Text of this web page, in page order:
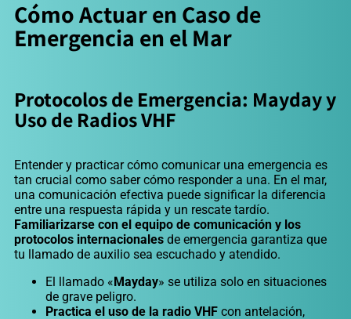
Cómo Actuar en Caso de
Emergencia en el Mar
Protocolos de Emergencia: Mayday y
Uso de Radios VHF
Entender y practicar cómo comunicar una emergencia es
tan crucial como saber cómo responder a una. En el mar,
una comunicación efectiva puede significar la diferencia
entre una respuesta rápida y un rescate tardío.
Familiarizarse con el equipo de comunicación y los
protocolos internacionales de emergencia garantiza que
tu llamado de auxilio sea escuchado y atendido.
El llamado « Mayday» se utiliza solo en situaciones
de grave peligro.
Practica el uso de la radio VHF con antelación,